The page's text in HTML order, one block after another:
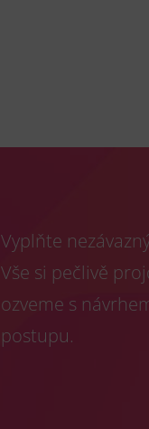
Vyplňte
Vše si pečlivě
ozveme s
postupu.